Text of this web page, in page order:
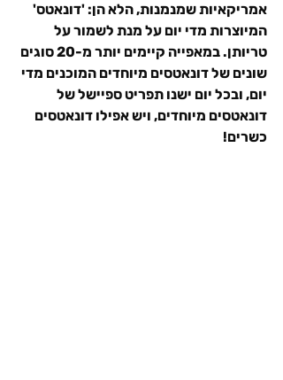
אמריקאיות שמנמנות, הלא הן: 'דונאטס'
המיוצרות מדי יום על מנת לשמור על
טריותן. במאפייה קיימים יותר מ-20 סוגים
שונים של דונאטסים מיוחדים המוכנים מדי
יום, ובכל יום ישנו תפריט ספיישל של
דונאטסים מיוחדים, ויש אפילו דונאטסים
כשרים!